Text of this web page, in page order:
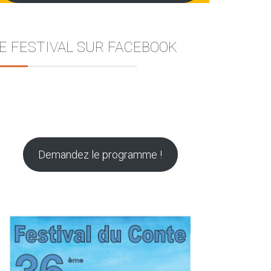
FESTIVAL SUR FACEBOOK
Demandez le programme !